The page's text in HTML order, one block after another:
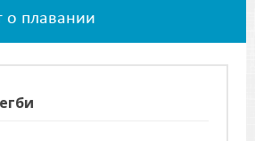
о плавании